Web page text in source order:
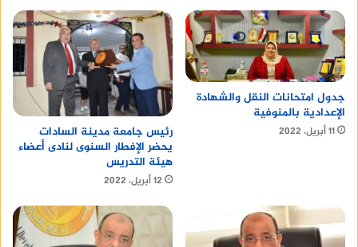
جدول امتحانات النقل والشهادة
الإعدادية بالمنوفية
11 أبريل، 2022
رئيس جامعة مدينة السادات
يحضر الإفطار السنوى لنادى أعضاء
هيئة التدريس
12 أبريل، 2022